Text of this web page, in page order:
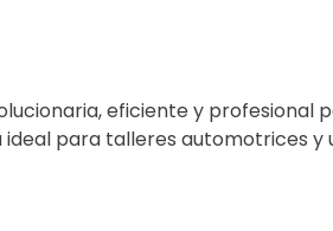
eficiente y profesional
para talleres automotrices y